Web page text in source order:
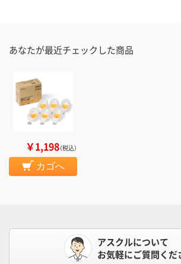
あなたが最近チェックした商品
￥1,198（税込）
カゴへ
アスクルについて
お気軽にご質問くだ